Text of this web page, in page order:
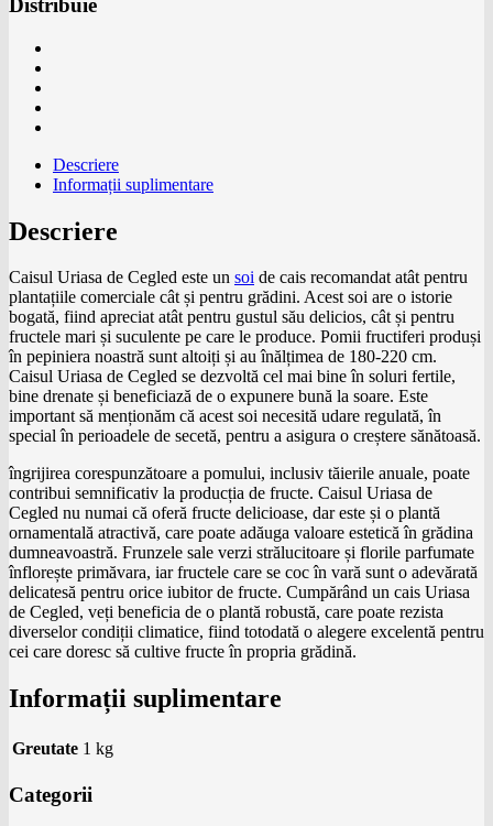
Distribuie
Descriere
Informații suplimentare
Descriere
Caisul Uriasa de Cegled este un soi de cais recomandat atât pentru
plantațiile comerciale cât și pentru grădini. Acest soi are o istorie
bogată, fiind apreciat atât pentru gustul său delicios, cât și pentru
fructele mari și suculente pe care le produce. Pomii fructiferi produși
în pepiniera noastră sunt altoiți și au înălțimea de 180-220 cm.
Caisul Uriasa de Cegled se dezvoltă cel mai bine în soluri fertile,
bine drenate și beneficiază de o expunere bună la soare. Este
important să menționăm că acest soi necesită udare regulată, în
special în perioadele de secetă, pentru a asigura o creștere sănătoasă.
îngrijirea corespunzătoare a pomului, inclusiv tăierile anuale, poate
contribui semnificativ la producția de fructe. Caisul Uriasa de
Cegled nu numai că oferă fructe delicioase, dar este și o plantă
ornamentală atractivă, care poate adăuga valoare estetică în grădina
dumneavoastră. Frunzele sale verzi strălucitoare și florile parfumate
înflorește primăvara, iar fructele care se coc în vară sunt o adevărată
delicatesă pentru orice iubitor de fructe. Cumpărând un cais Uriasa
de Cegled, veți beneficia de o plantă robustă, care poate rezista
diverselor condiții climatice, fiind totodată o alegere excelentă pentru
cei care doresc să cultive fructe în propria grădină.
Informații suplimentare
Greutate 1 kg
Categorii